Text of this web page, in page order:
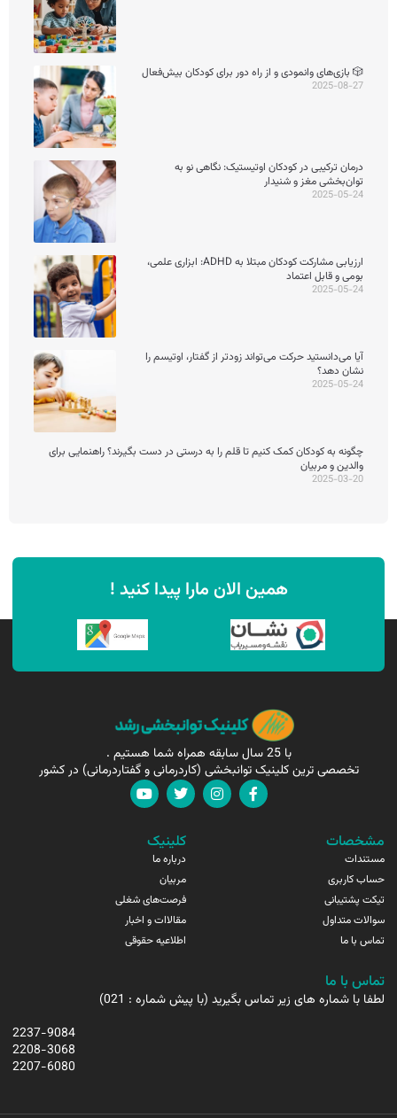
🎲 بازی‌های وانمودی و از راه دور برای کودکان بیش‌فعال
2025-08-27
درمان ترکیبی در کودکان اوتیستیک: نگاهی نو به
توان‌بخشی مغز و شنیدار
2025-05-24
ارزیابی مشارکت کودکان مبتلا به ADHD: ابزاری علمی،
بومی و قابل اعتماد
2025-05-24
آیا می‌دانستید حرکت می‌تواند زودتر از گفتار، اوتیسم را
نشان دهد؟
2025-05-24
چگونه به کودکان کمک کنیم تا قلم را به درستی در دست بگیرند؟ راهنمایی برای
والدین و مربیان
2025-03-20
همین الان مارا پیدا کنید !
با 25 سال سابقه همراه شما هستیم .
تخصصی ترین کلینیک توانبخشی (کاردرمانی و گفتاردرمانی) در کشور
مشخصات
مستندات
حساب کاربری
تیکت پشتیبانی
سوالات متداول
تماس با ما
کلینیک
درباره ما
مربیان
فرصت‌های شغلی
مقالاات و اخبار
اطلاعیه حقوقی
تماس با ما
لطفا با شماره های زیر تماس بگیرید (با پیش شماره : 021)
2237-9084
2208-3068
2207-6080